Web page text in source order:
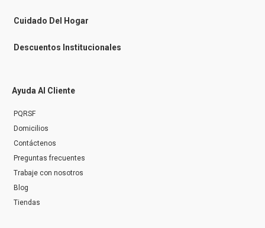
r
Cuidado Del Hogar
Descuentos Institucionales
Ayuda Al Cliente
PQRSF
Domicilios
Contáctenos
Preguntas frecuentes
Trabaje con nosotros
Blog
Tiendas